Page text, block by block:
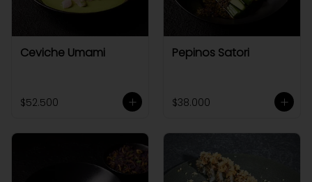
Ceviche Umami
$52.500
Pepinos Satori
$38.000